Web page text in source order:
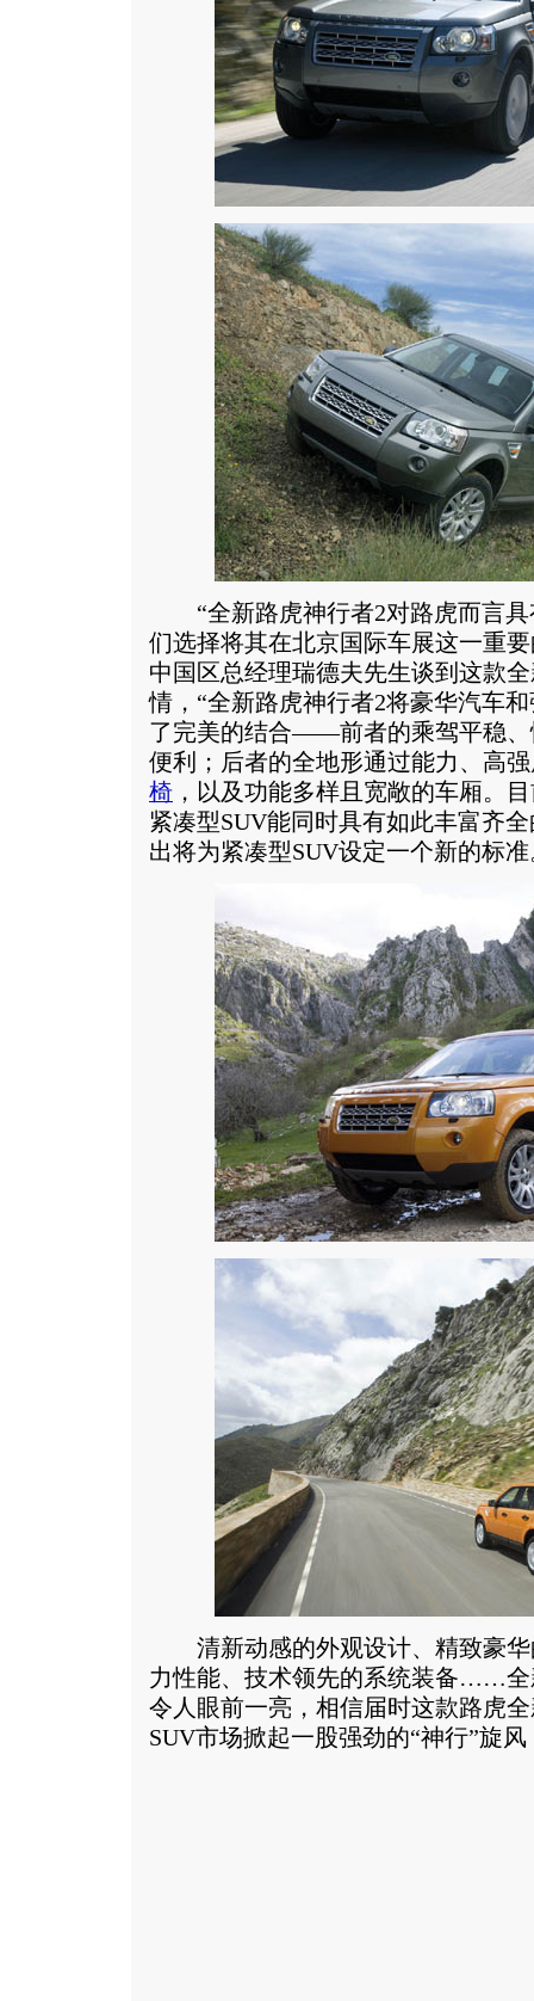
“全新路虎神行者2对路虎而言具
们选择将其在北京国际车展这一重
中国区总经理瑞德夫先生谈到这款
情，“全新路虎神行者2将豪华汽车
了完美的结合——前者的乘驾平稳、
便利；后者的全地形通过能力、高
椅 ，以及功能多样且宽敞的车厢。
紧凑型SUV能同时具有如此丰富齐
出将为紧凑型SUV设定一个新的标准
清新动感的外观设计、精致豪华
力性能、技术领先的系统装备……全
令人眼前一亮，相信届时这款路虎
SUV市场掀起一股强劲的“神行”旋风